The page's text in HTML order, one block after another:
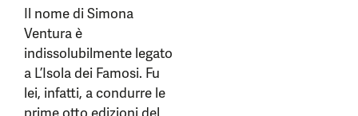
Il nome di Simona
Ventura è
indissolubilmente legato
a L’Isola dei Famosi. Fu
lei, infatti, a condurre le